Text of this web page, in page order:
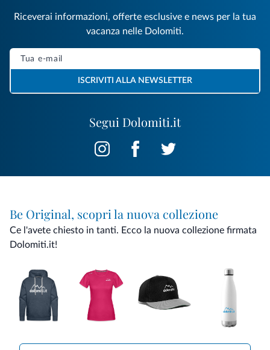
Segui Dolomiti.it
Riceverai informazioni, offerte esclusive e news per la tua
vacanza nelle Dolomiti.
ISCRIVITI ALLA NEWSLETTER
Be Original, scopri la nuova collezione
Ce l'avete chiesto in tanti. Ecco la nuova collezione firmata
Dolomiti.it!